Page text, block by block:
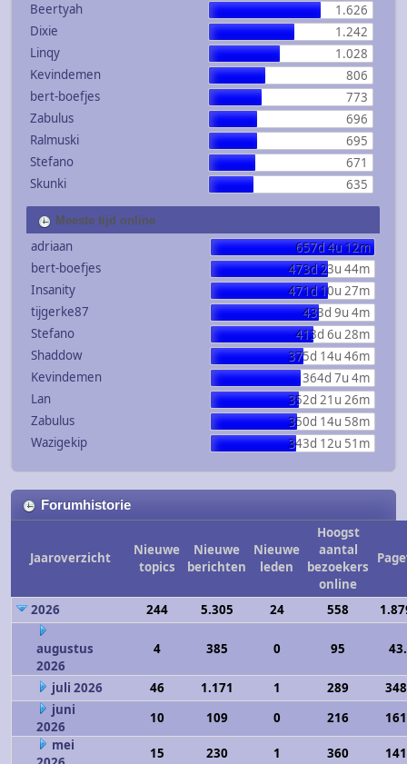
Beertyah
1.626
Dixie
1.242
Linqy
1.028
Kevindemen
806
bert-boefjes
773
Zabulus
696
Ralmuski
695
Stefano
671
Skunki
635
Meeste tijd online
adriaan
657d 4u 12m
bert-boefjes
473d 23u 44m
Insanity
471d 10u 27m
tijgerke87
433d 9u 4m
Stefano
413d 6u 28m
Shaddow
375d 14u 46m
Kevindemen
364d 7u 4m
Lan
352d 21u 26m
Zabulus
350d 14u 58m
Wazigekip
343d 12u 51m
Forumhistorie
Jaaroverzicht
Nieuwe
topics
Nieuwe
berichten
Nieuwe
leden
Hoogst
aantal
bezoekers
online
2026 244 5.305 24 558
augustus
2026
4 385 0 95
juli 2026 46 1.171 1 289
juni
2026
10 109 0 216
mei
15 230 1 360